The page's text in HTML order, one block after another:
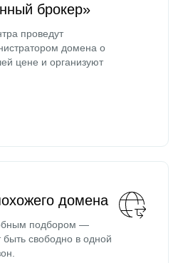
брокер»
проведут
домена о
цене и организуют
домена
подбором —
свободно в одной